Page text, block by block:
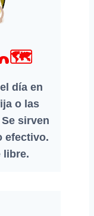
día en
o las
Se sirven
efectivo.
libre.